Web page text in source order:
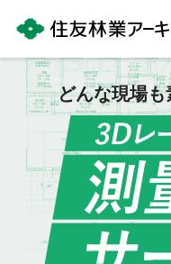
どんな現場